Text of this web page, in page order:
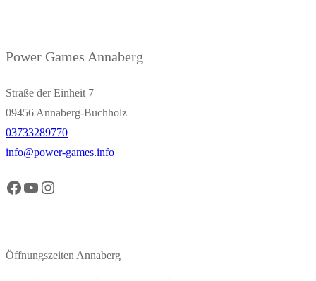
Power Games Annaberg
Straße der Einheit 7
09456 Annaberg-Buchholz
03733289770
info@power-games.info
Facebook Power Games Annaberg
YouTube Power Games Annaberg
Instagram Power Games Annaberg
Öffnungszeiten Annaberg